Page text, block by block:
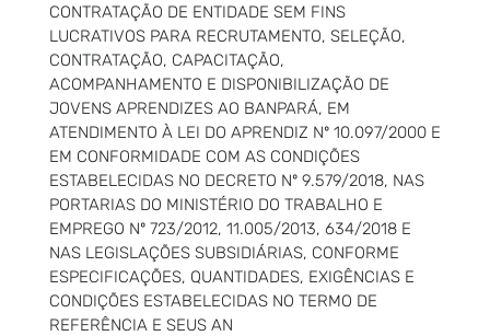
CONTRATAÇÃO DE ENTIDADE SEM FINS
LUCRATIVOS PARA RECRUTAMENTO, SELEÇÃO,
CONTRATAÇÃO, CAPACITAÇÃO,
ACOMPANHAMENTO E DISPONIBILIZAÇÃO DE
JOVENS APRENDIZES AO BANPARÁ, EM
ATENDIMENTO À LEI DO APRENDIZ Nº 10.097/2000 E
EM CONFORMIDADE COM AS CONDIÇÕES
ESTABELECIDAS NO DECRETO Nº 9.579/2018, NAS
PORTARIAS DO MINISTÉRIO DO TRABALHO E
EMPREGO Nº 723/2012, 11.005/2013, 634/2018 E
NAS LEGISLAÇÕES SUBSIDIÁRIAS, CONFORME
ESPECIFICAÇÕES, QUANTIDADES, EXIGÊNCIAS E
CONDIÇÕES ESTABELECIDAS NO TERMO DE
REFERÊNCIA E SEUS AN